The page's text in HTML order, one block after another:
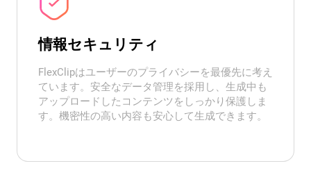
情報セキュリティ
FlexClipはユーザーのプライバシーを最優先に考え
ています。安全なデータ管理を採用し、生成中も
アップロードしたコンテンツをしっかり保護しま
す。機密性の高い内容も安心して生成できます。